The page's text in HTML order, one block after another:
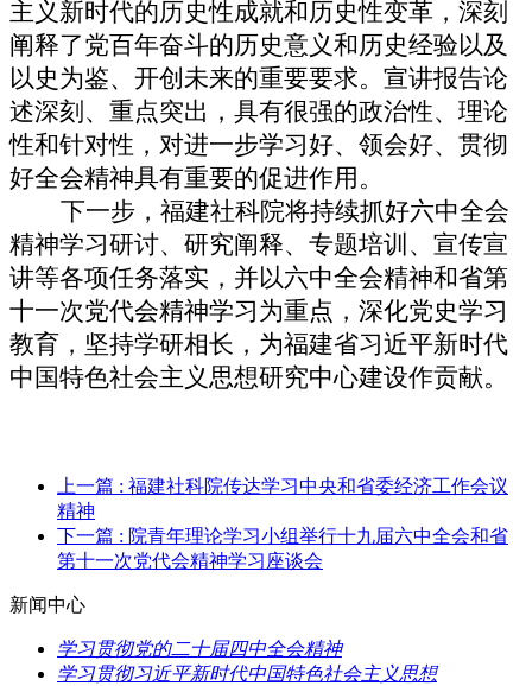
主义新时代的历史性成就和历史性变革，深刻
阐释了党百年奋斗的历史意义和历史经验以及
以史为鉴、开创未来的重要要求。宣讲报告论
述深刻、重点突出，具有很强的政治性、理论
性和针对性，对进一步学习好、领会好、贯彻
好全会精神具有重要的促进作用。
下一步，福建社科院将持续抓好六中全会
精神学习研讨、研究阐释、专题培训、宣传宣
讲等各项任务落实，并以六中全会精神和省第
十一次党代会精神学习为重点，深化党史学习
教育，坚持学研相长，为福建省习近平新时代
中国特色社会主义思想研究中心建设作贡献。
上一篇 : 福建社科院传达学习中央和省委经济工作会议
精神
下一篇 : 院青年理论学习小组举行十九届六中全会和省
第十一次党代会精神学习座谈会
新闻中心
学习贯彻党的二十届四中全会精神
学习贯彻习近平新时代中国特色社会主义思想